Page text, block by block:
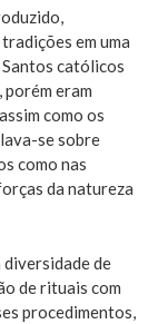
em uma
católicos
eram
como os
se sobre
como nas
da natureza
de
de rituais com
procedimentos,